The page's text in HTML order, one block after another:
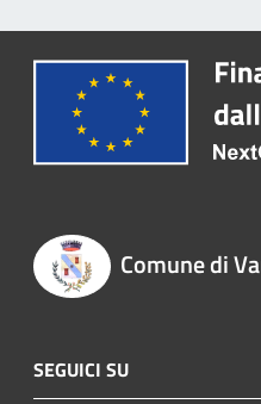
Comune di
SEGUICI SU